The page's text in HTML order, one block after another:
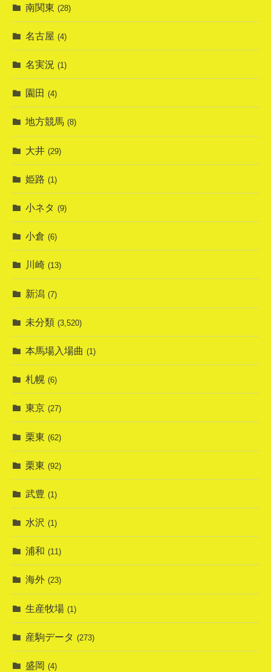
南関東 (28)
名古屋 (4)
名実況 (1)
園田 (4)
地方競馬 (8)
大井 (29)
姫路 (1)
小ネタ (9)
小倉 (6)
川崎 (13)
新潟 (7)
未分類 (3,520)
本馬場入場曲 (1)
札幌 (6)
東京 (27)
栗東 (62)
栗東 (92)
武豊 (1)
水沢 (1)
浦和 (11)
海外 (23)
生産牧場 (1)
産駒データ (273)
盛岡 (4)